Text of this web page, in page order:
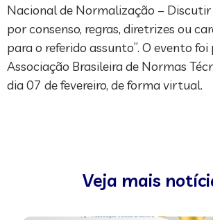
Nacional de Normalização – Discutir
por consenso, regras, diretrizes ou
para o referido assunto”. O evento
Associação Brasileira de Normas
dia 07 de fevereiro, de forma virtual.
Veja mais